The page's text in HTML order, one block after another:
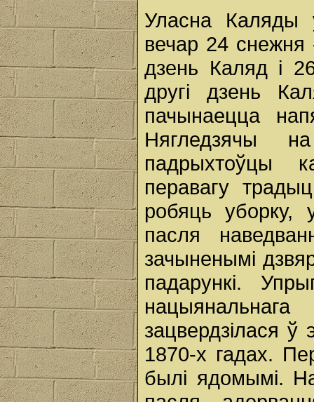
Уласна Каляды
вечар 24
дзень Каляд і
другі дзень
пачынаецца
Нягледзячы
падрыхтоўцы
перавагу
робяць уборку,
пасля
зачыненымі
падарункі.
зацвердзілася ў
1870-х гадах.
былі ядомымі.